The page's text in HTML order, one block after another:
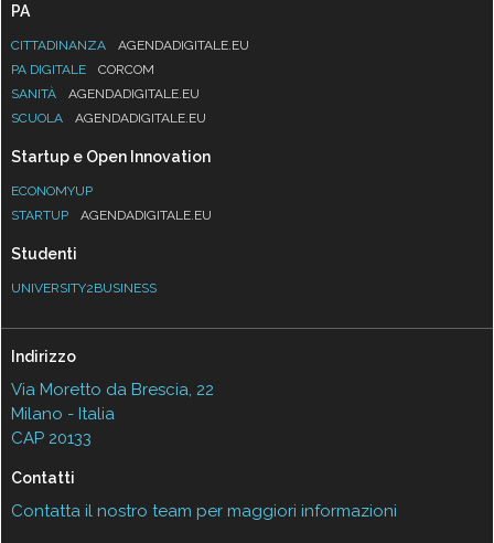
PA
CITTADINANZA
AGENDADIGITALE.EU
PA DIGITALE
CORCOM
SANITÀ
AGENDADIGITALE.EU
SCUOLA
AGENDADIGITALE.EU
Startup e Open Innovation
ECONOMYUP
STARTUP
AGENDADIGITALE.EU
Studenti
UNIVERSITY2BUSINESS
Indirizzo
Via Moretto da Brescia, 22
Milano - Italia
CAP 20133
Contatti
Contatta il nostro team per maggiori informazioni